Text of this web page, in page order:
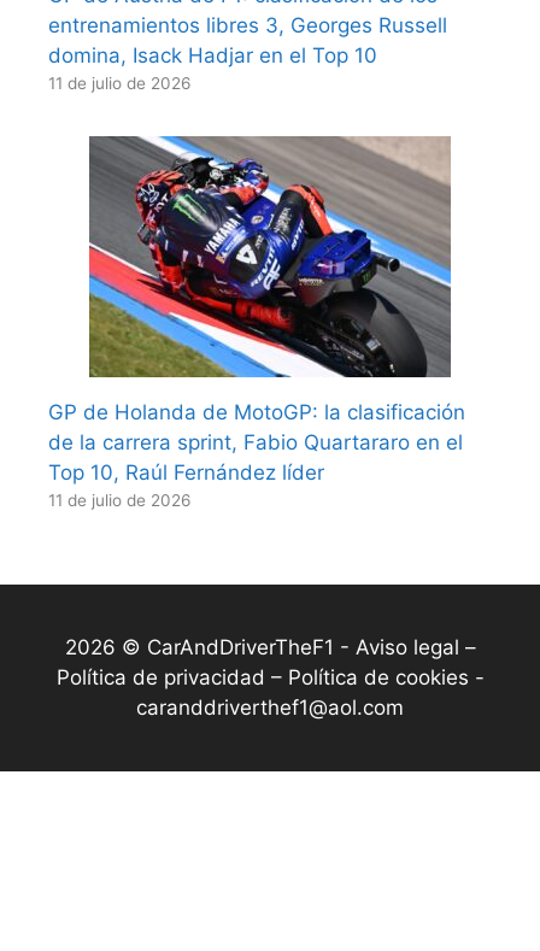
entrenamientos libres 3, Georges Russell
domina, Isack Hadjar en el Top 10
11 de julio de 2026
GP de Holanda de MotoGP: la clasificación
de la carrera sprint, Fabio Quartararo en el
Top 10, Raúl Fernández líder
11 de julio de 2026
2026 © CarAndDriverTheF1 - Aviso legal –
Política de privacidad – Política de cookies -
caranddriverthef1@aol.com